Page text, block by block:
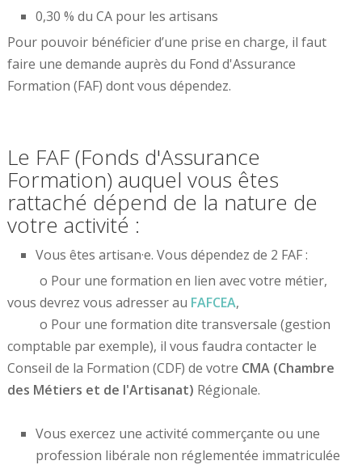
0,30 % du CA pour les artisans
Pour pouvoir bénéficier d’une prise en charge, il faut
faire une demande auprès du Fond d'Assurance
Formation (FAF) dont vous dépendez.
Le FAF (Fonds d'Assurance
Formation) auquel vous êtes
rattaché dépend de la nature de
votre activité :
Vous êtes artisan·e. Vous dépendez de 2 FAF :
o Pour une formation en lien avec votre métier,
vous devrez vous adresser au FAFCEA,
o Pour une formation dite transversale (gestion
comptable par exemple), il vous faudra contacter le
Conseil de la Formation (CDF) de votre CMA (Chambre
des Métiers et de l'Artisanat) Régionale.
Vous exercez une activité commerçante ou une
profession libérale non réglementée immatriculée